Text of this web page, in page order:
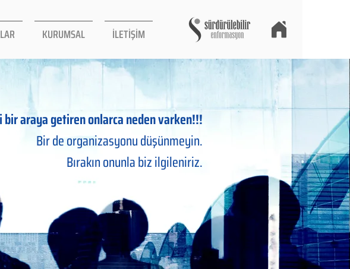
KURUMSAL İLETİŞİM
bir araya getiren onlarca neden varken!!!
Bir de organizasyonu düşünmeyin.
Bırakın onunla biz ilgileniriz.